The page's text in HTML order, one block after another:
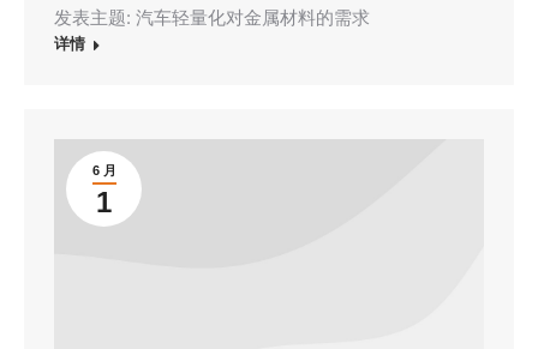
发表主题: 汽车轻量化对金属材料的需求
详情
6 月
1